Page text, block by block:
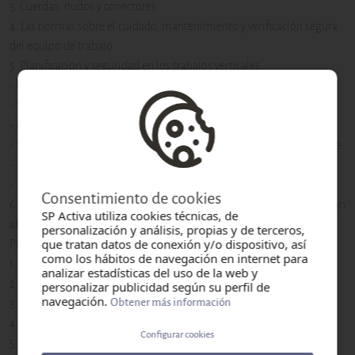
4. Las normas sobre el cuidado, mantenimiento y verificación segura
- Sistemas de trabajos en las TTVs
- Maniobras básicas del ascenso y descenso por línea de suspensión
- Sistema de suspensión con elevador-descendente automaniobrable
6.- Sistemas de seguridad en condiciones meteorológicas que puedan
afectar a la seguridad de los trabajadores.
PRÁCTICA
1.- Inspección inicial de los epis y utilización segura
2.- Revisión del plan de trabajo
3.- Accesos mediante sistemas de seguridad
4.- Simulación de situaciones de riesgo
Consentimiento de cookies
SP Activa utiliza cookies técnicas, de
personalización y análisis, propias y de terceros,
que tratan datos de conexión y/o dispositivo, así
como los hábitos de navegación en internet para
analizar estadísticas del uso de la web y
personalizar publicidad según su perfil de
navegación.Obtener más información
Configurar cookies